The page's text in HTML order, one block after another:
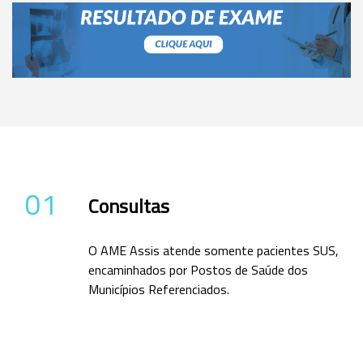
01 Consultas
O AME Assis atende somente pacientes SUS,
encaminhados por Postos de Saúde dos
Municípios Referenciados.